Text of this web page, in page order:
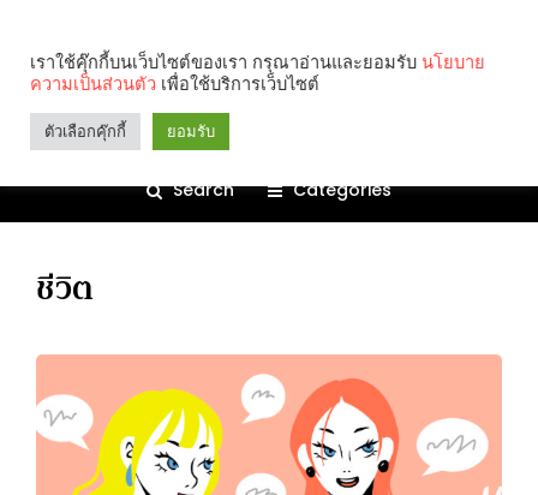
Search Categories
ชีวิต
เราใช้คุ๊กกี้บนเว็บไซต์ของเรา กรุณาอ่านและยอมรับ นโยบาย
ความเป็นส่วนตัว เพื่อใช้บริการเว็บไซต์
ตัวเลือกคุ๊กกี้ ยอมรับ